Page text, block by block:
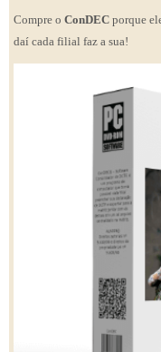
Compre o ConDEC porque
daí cada filial faz a sua!